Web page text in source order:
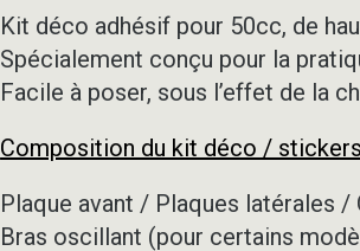
Kit déco adhésif pour 50cc, de
Spécialement conçu pour la
Facile à poser, sous l’effet de la
Composition du kit déco /
Plaque avant / Plaques latérales
Bras oscillant (pour certains